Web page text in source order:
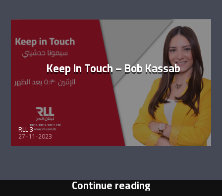
Keep In Touch – Bob Kassab
RLL 3
27-11-2023
Continue reading